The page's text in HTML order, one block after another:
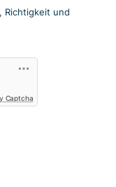
Richtigkeit und
Captcha